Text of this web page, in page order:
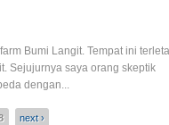
Bumi Langit. Tempat ini
Sejujurnya saya orang skeptik
dengan...
next ›